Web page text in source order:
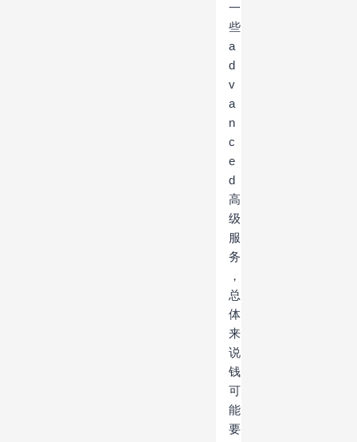
一
些
a
d
v
a
n
c
e
d
高
级
服
务
，
总
体
来
说
钱
可
能
要